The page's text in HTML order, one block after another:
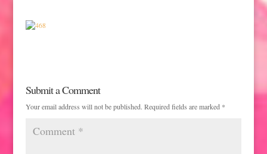
Submit a Comment
Your email address will not be published. Required fields are marked *